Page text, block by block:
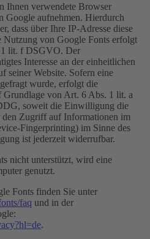
Ihnen verwendete Browser
Google aufnehmen. Hierdurch
dass über Ihre IP-Adresse diese
Nutzung von Google Fonts erfolgt
lit. f DSGVO. Der
Interesse an der einheitlichen
seiner Website. Sofern eine
wurde, erfolgt die
Grundlage von Art. 6 Abs. 1 lit. a
soweit die Einwilligung die
Zugriff auf Informationen im
Fingerprinting) im Sinne des
ist jederzeit widerrufbar.
nicht unterstützt, wird eine
genutzt.
Fonts finden Sie unter
faq und in der
.